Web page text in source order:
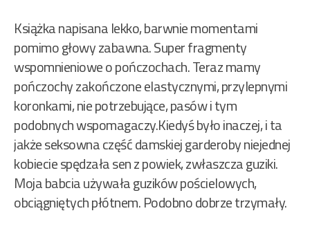
Książka napisana lekko, barwnie momentami
pomimo głowy zabawna. Super fragmenty
wspomnieniowe o pończochach. Teraz mamy
pończochy zakończone elastycznymi, przylepnymi
koronkami, nie potrzebujące, pasów i tym
podobnych wspomagaczy.Kiedyś było inaczej, i ta
jakże seksowna część damskiej garderoby niejednej
kobiecie spędzała sen z powiek, zwłaszcza guziki.
Moja babcia używała guzików pościelowych,
obciągniętych płótnem. Podobno dobrze trzymały.